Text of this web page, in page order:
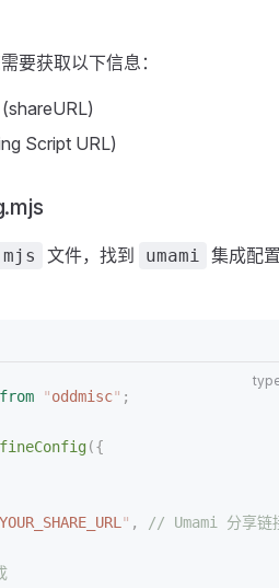
要获取以下信息：
(shareURL)
Script URL)
文件，找到 umami 集成配
from "oddmisc" ;
({
YOUR_SHARE_URL " ,
// Umami 分享链